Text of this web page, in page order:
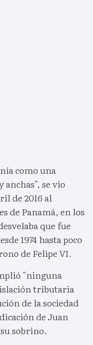
como una
anchas", se vio
de 2016 al
de Panamá, en los
que fue
1974 hasta poco
de Felipe VI.
"ninguna
tributaria
de la sociedad
de Juan
sobrino.